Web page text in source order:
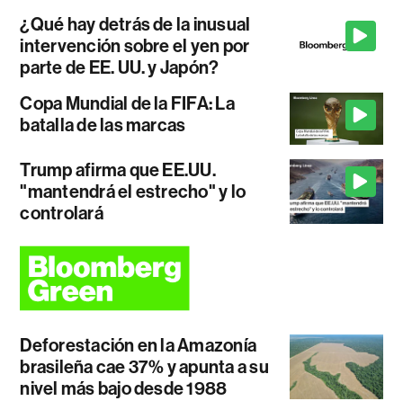
¿Qué hay detrás de la inusual
intervención sobre el yen por
parte de EE. UU. y Japón?
Copa Mundial de la FIFA: La
batalla de las marcas
Trump afirma que EE.UU.
"mantendrá el estrecho" y lo
controlará
Deforestación en la Amazonía
brasileña cae 37% y apunta a su
nivel más bajo desde 1988